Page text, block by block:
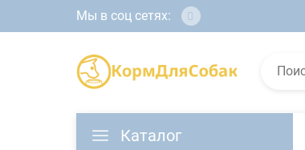
Мы в соц сетях:
Каталог